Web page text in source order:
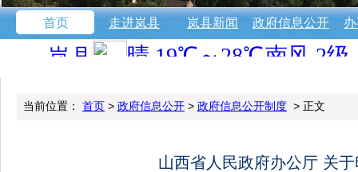
首页 走进岚县 岚县新闻 政府信息公开
当前位置： 首页 > 政府信息公开 > 政府信息公开制度 > 正文
山西省人民政府办公厅 关